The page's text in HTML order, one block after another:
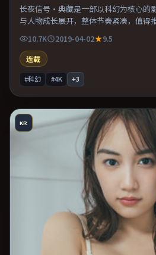
长夜信号·典藏是一部以科幻为核心的
与人物成长展开，整体节奏紧凑，值得
10.7K 2019-04-02
9.5
连载
#科幻 #4K +3
KR